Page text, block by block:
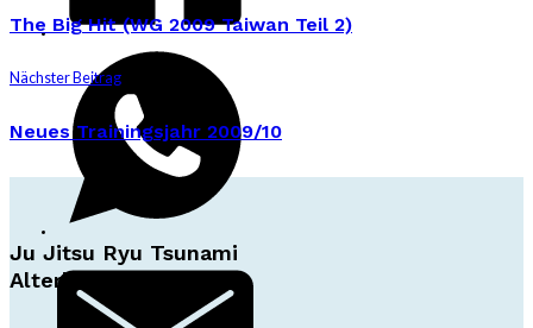
The Big Hit (WG 2009 Taiwan Teil 2)
Nächster Beitrag
Neues Trainingsjahr 2009/10
Ju Jitsu Ryu Tsunami
Alterlaa